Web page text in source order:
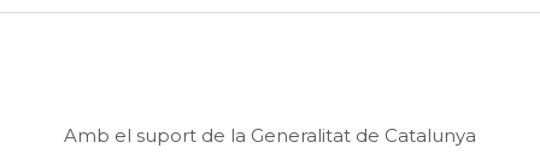
Amb el suport de la Generalitat de Catalunya